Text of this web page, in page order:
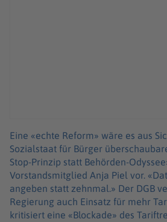
Eine «echte Reform» wäre es aus
Sozialstaat für Bürger
Stop-Prinzip statt Behörden-
Vorstandsmitglied Anja Piel vor.
angeben statt zehnmal.» Der DGB
Regierung auch Einsatz für mehr
kritisiert eine «Blockade» des